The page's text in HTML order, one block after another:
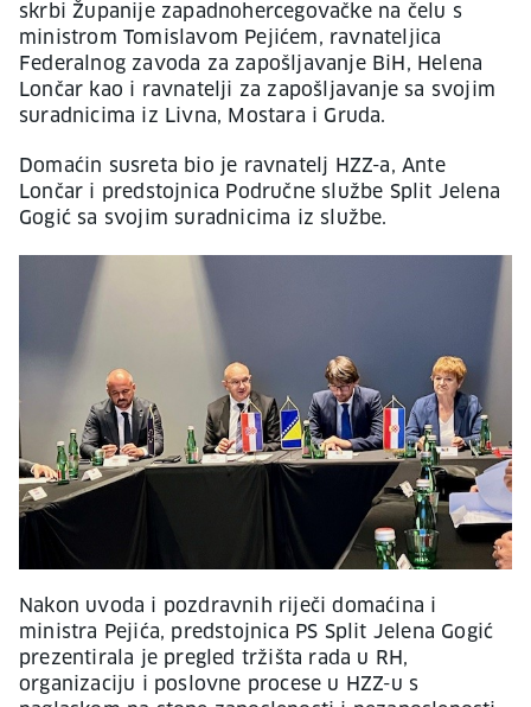
skrbi Županije zapadnohercegovačke na čelu s
ministrom Tomislavom Pejićem, ravnateljica
Federalnog zavoda za zapošljavanje BiH, Helena
Lončar kao i ravnatelji za zapošljavanje sa svojim
suradnicima iz Livna, Mostara i Gruda.
Domaćin susreta bio je ravnatelj HZZ-a, Ante
Lončar i predstojnica Područne službe Split Jelena
Gogić sa svojim suradnicima iz službe.
Nakon uvoda i pozdravnih riječi domaćina i
ministra Pejića, predstojnica PS Split Jelena Gogić
prezentirala je pregled tržišta rada u RH,
organizaciju i poslovne procese u HZZ-u s